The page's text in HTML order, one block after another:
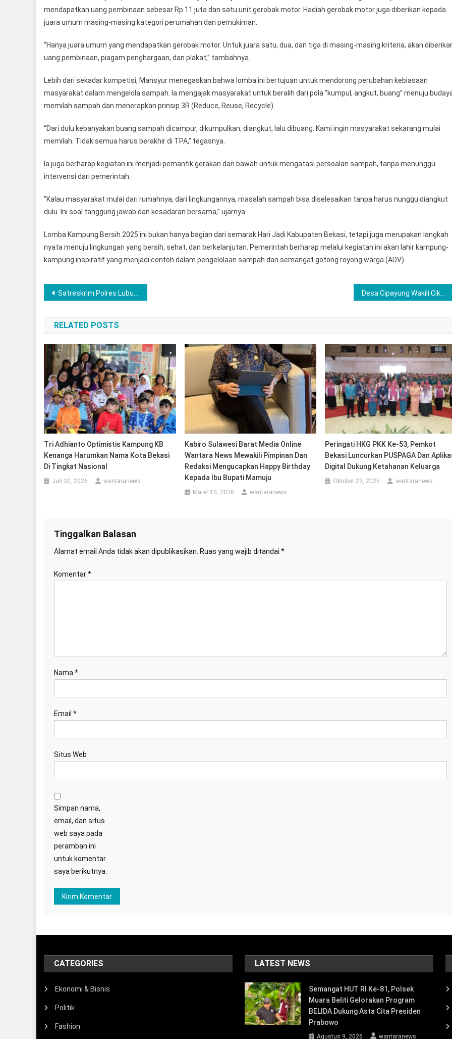
mendapatkan uang pembinaan sebesar Rp 11 juta dan satu unit gerobak motor. Hadiah gerobak motor juga diberikan kepada
juara umum masing-masing kategori perumahan dan pemukiman.
“Hanya juara umum yang mendapatkan gerobak motor. Untuk juara satu, dua, dan tiga di masing-masing kriteria, akan
uang pembinaan, piagam penghargaan, dan plakat,” tambahnya.
Lebih dari sekadar kompetisi, Mansyur menegaskan bahwa lomba ini bertujuan untuk mendorong perubahan kebiasaan
masyarakat dalam mengelola sampah. Ia mengajak masyarakat untuk beralih dari pola “kumpul, angkut, buang” menuju
memilah sampah dan menerapkan prinsip 3R (Reduce, Reuse, Recycle).
“Dari dulu kebanyakan buang sampah dicampur, dikumpulkan, diangkut, lalu dibuang. Kami ingin masyarakat sekarang mulai
memilah. Tidak semua harus berakhir di TPA,” tegasnya.
Ia juga berharap kegiatan ini menjadi pemantik gerakan dari bawah untuk mengatasi persoalan sampah, tanpa menunggu
intervensi dari pemerintah.
“Kalau masyarakat mulai dari rumahnya, dari lingkungannya, masalah sampah bisa diselesaikan tanpa harus nunggu diangkut
dulu. Ini soal tanggung jawab dan kesadaran bersama,” ujarnya.
Lomba Kampung Bersih 2025 ini bukan hanya bagian dari semarak Hari Jadi Kabupaten Bekasi, tetapi juga merupakan langkah
nyata menuju lingkungan yang bersih, sehat, dan berkelanjutan. Pemerintah berharap melalui kegiatan ini akan lahir kampung-
kampung inspiratif yang menjadi contoh dalam pengelolaan sampah dan semangat gotong royong warga.(ADV)
Navigasi
pos
Satreskrim Polres Lubuk Linggau menggelar Rekonstruksi kasus Pembunuhan yang menggegerkan warga Kelurahan Batu Urip Taba beberapa waktu lalu
RELATED POSTS
Tri Adhianto Optimistis Kampung KB
Kenanga Harumkan Nama Kota Bekasi
Di Tingkat Nasional
Juli 30, 2026 wantaranews
Kabiro Sulawesi Barat Media Online
Wantara News Mewakili Pimpinan Dan
Redaksi Mengucapkan Happy Birthday
Kepada Ibu Bupati Mamuju
Maret 10, 2026 wantaranews
Peringati HKG PKK Ke-53, Pemkot
Bekasi Luncurkan PUSPAGA Dan
Digital Dukung Ketahanan Keluarga
Oktober 23, 2025 wantaranews
Tinggalkan Balasan
Alamat email Anda tidak akan dipublikasikan. Ruas yang wajib ditandai *
Komentar*
Nama*
Email *
Situs Web
Simpan nama,
email, dan situs
web saya pada
peramban ini
untuk komentar
saya berikutnya.
CATEGORIES
Ekonomi & Bisnis
Politik
Fashion
LATEST NEWS
Semangat HUT RI Ke-81, Polsek
Muara Beliti Gelorakan Program
BELIDA Dukung Asta Cita Presiden
Prabowo
Agustus 9, 2026 wantaranews